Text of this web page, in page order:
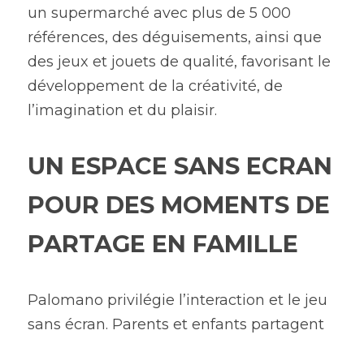
un supermarché avec plus de 5 000
références, des déguisements, ainsi que
des jeux et jouets de qualité, favorisant le
développement de la créativité, de
l’imagination et du plaisir.
UN ESPACE SANS ECRAN
POUR DES MOMENTS DE
PARTAGE EN FAMILLE
Palomano privilégie l’interaction et le jeu
sans écran. Parents et enfants partagent